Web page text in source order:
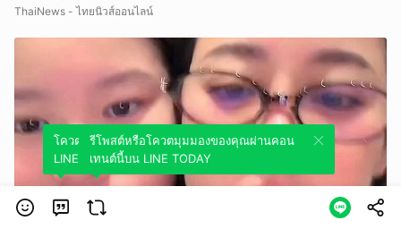
ThaiNews - ไทยนิวส์ออนไลน์
โควตมุมมองของคุณผ่านคอนเทนต์นี้บน
LINE TODAY
รีโพสต์หรือโควตมุมมองของคุณผ่านคอน
เทนต์นี้บน LINE TODAY